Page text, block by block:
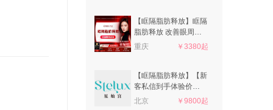
【眶隔脂肪释放】眶隔
脂肪释放 改善眼周老
态
重庆 ￥3380起
【眶隔脂肪释放】【新
客私信到手体验价
5600】眼部整形
北京 ￥9800起